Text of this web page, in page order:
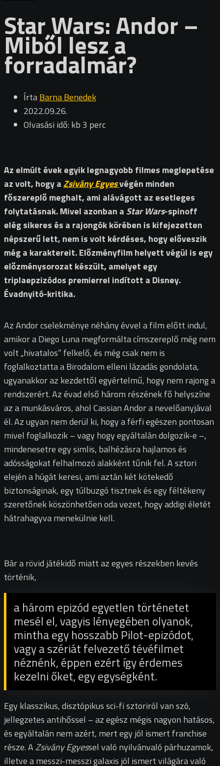
Star Wars: Andor –
Miből lesz a
forradalmár?
ÍrtaBarna Benedek
2022.09.26.
Olvasási idő: kb 3 perc
Az elmúlt évek egyik legnagyobb filmes meglepetése
az volt, hogy aZsivány Egyesvégén minden
főszereplő meghalt, ami alávágott az esetleges
folytatásnak. Mivel azonban a Star Wars-spinoff
elég sikeres és a rajongók körében is kifejezetten
népszerű lett, nem is volt kérdéses, hogy előveszik
még a karaktereit. Előzményfilm helyett végül is egy
előzménysorozat készült, amelyet egy
triplaepzizódos premierrel indított a Disney.
Évadnyitó-kritika.
Az Andor cselekménye néhány évvel a film előtt indul,
amikor a Diego Luna megformálta címszereplő még nem
volt „hivatalos” felkelő, és még csak nem is
foglalkoztatta a Birodalom elleni lázadás gondolata,
ugyanakkor az kezdettől egyértelmű, hogy nem rajong a
rendszerért. Az évad első három részének fő helyszíne
az a munkásváros, ahol Cassian Andor a nevelőanyjával
él. Az ugyan nem derül ki, hogy a férfi egészen pontosan
mivel foglalkozik – vagy hogy egyáltalán dolgozik-e –,
mindenesetre egy simlis, balhézásra hajlamos és
adósságokat felhalmozó alakként tűnik fel. A sztori
elején a húgát keresi, ami aztán két kötekedő
biztonságinak, egy túlbuzgó tisztnek és egy féltékeny
szeretőnek köszönhetően oda vezet, hogy addigi életét
hátrahagyva menekülnie kell.
Bár a rövid játékidő miatt az egyes részekben kevés
történik,
a három epizód egyetlen történetet
mesél el, vagyis lényegében olyanok,
mintha egy hosszabb Pilot-epizódot,
vagy a szériát felvezető tévéfilmet
néznénk, éppen ezért így érdemes
kezelni őket, egy egységként.
Egy klasszikus, disztópikus sci-fi sztoriról van szó,
jellegzetes antihőssel – az egész mégis nagyon hatásos,
és egyáltalán nem azért, mert egy jól ismert franchise
része. AZsivány Egyessel való nyilvánvaló párhuzamok,
illetve a messzi-messzi galaxis jól ismert világára való